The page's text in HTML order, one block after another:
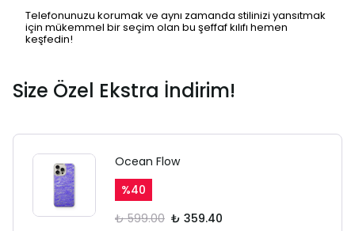
Telefonunuzu korumak ve aynı zamanda stilinizi yansıtmak
için mükemmel bir seçim olan bu şeffaf kılıfı hemen
keşfedin!
Size Özel Ekstra İndirim!
Ocean Flow
%40
₺ 599.00 ₺ 359.40